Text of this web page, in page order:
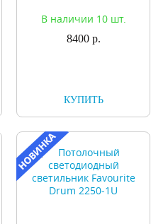
Ledel 1990-1U
В наличии 10 шт.
8400 р.
КУПИТЬ